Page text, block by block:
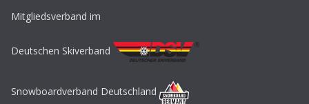
Mitgliedsverband im
Deutschen Skiverband
Snowboardverband Deutschland